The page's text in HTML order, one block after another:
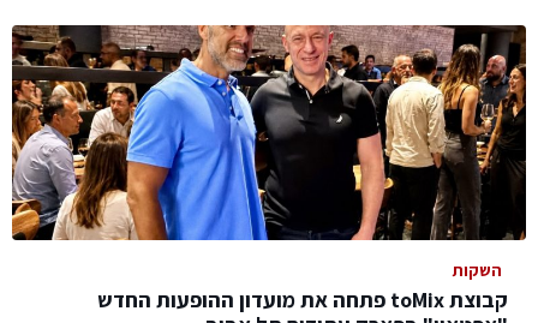
השקות
קבוצת toMix פתחה את מועדון ההופעות החדש